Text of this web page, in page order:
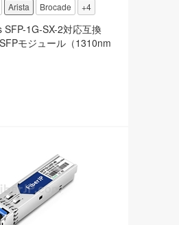
Arista Brocade +4
SFP-1G-SX-2対応互換
モジュール（1310nm